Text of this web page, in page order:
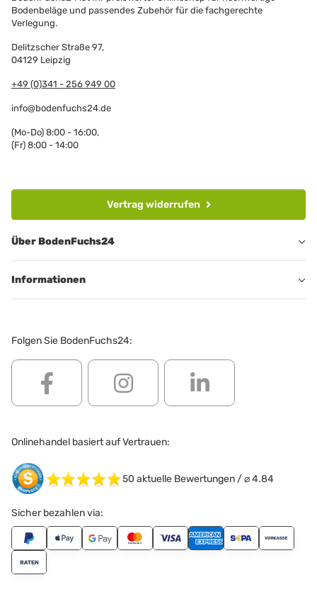
Bodenbeläge und passendes Zubehör für die fachgerechte
Verlegung.
Delitzscher Straße 97,
04129 Leipzig
+49 (0)341 - 256 949 00
info@bodenfuchs24.de
(Mo-Do) 8:00 - 16:00,
(Fr) 8:00 - 14:00
Vertrag widerrufen
Über BodenFuchs24
Informationen
Folgen Sie BodenFuchs24:
Onlinehandel basiert auf Vertrauen:
50 aktuelle Bewertungen / ⌀4.84
Sicher bezahlen via: